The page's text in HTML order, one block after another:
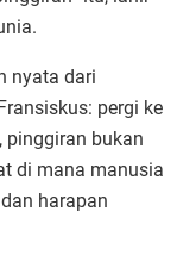
nyata dari
pergi ke
pinggiran bukan
di mana manusia
harapan